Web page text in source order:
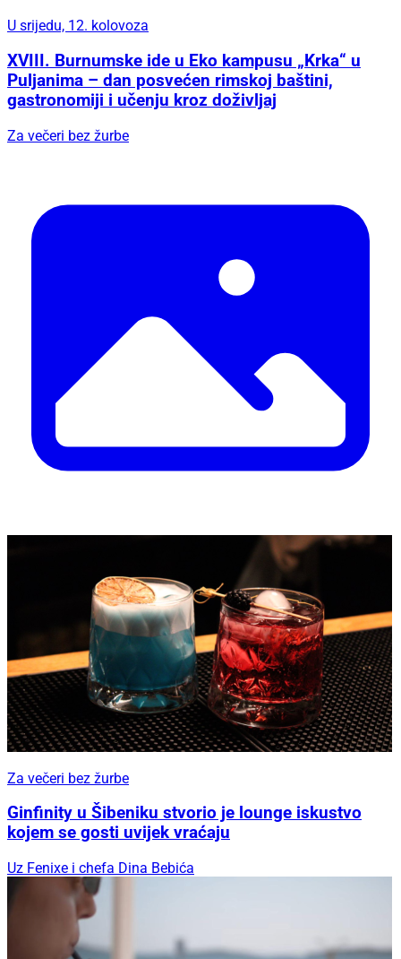
U srijedu, 12. kolovoza
XVIII. Burnumske ide u Eko kampusu „Krka“ u
Puljanima – dan posvećen rimskoj baštini,
gastronomiji i učenju kroz doživljaj
Za večeri bez žurbe
Za večeri bez žurbe
Ginfinity u Šibeniku stvorio je lounge iskustvo
kojem se gosti uvijek vraćaju
Uz Fenixe i chefa Dina Bebića